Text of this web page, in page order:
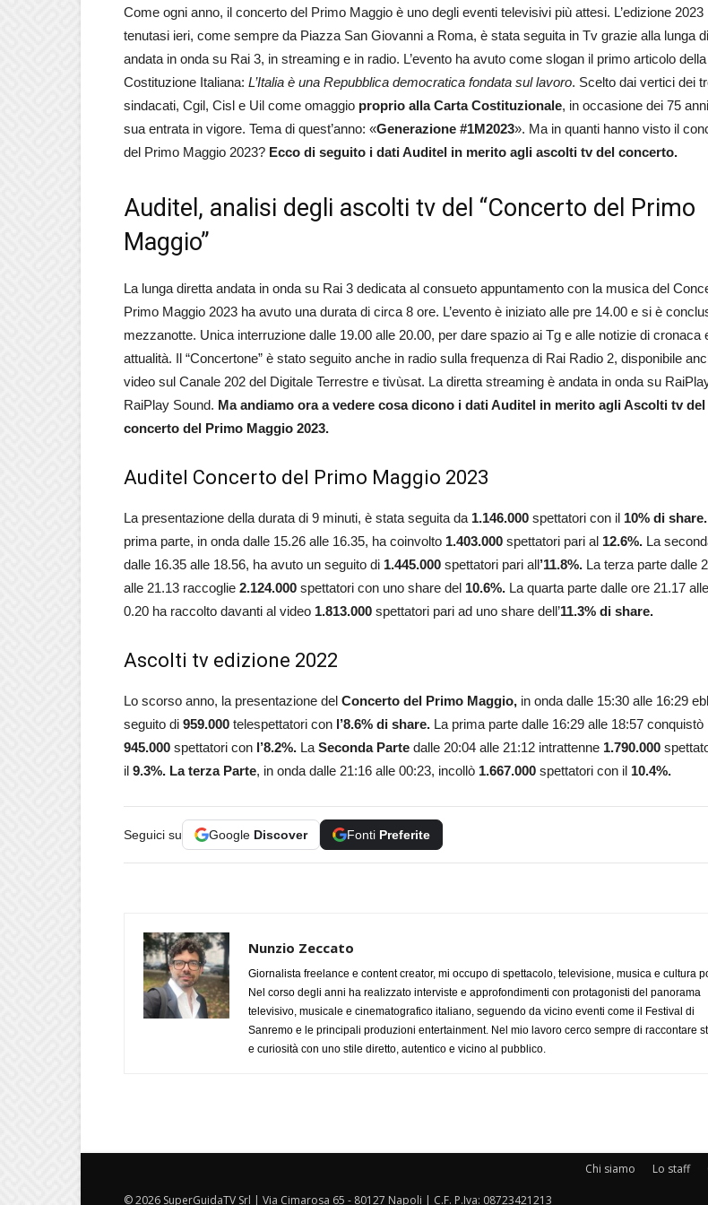
Come ogni anno, il concerto del Primo Maggio è uno degli eventi televisivi più attesi. L’edizione 2023
tenutasi ieri, come sempre da Piazza San Giovanni a Roma, è stata seguita in Tv grazie alla lunga
andata in onda su Rai 3, in streaming e in radio. L’evento ha avuto come slogan il primo articolo della
Costituzione Italiana: L’Italia è una Repubblica democratica fondata sul lavoro. Scelto dai vertici dei
sindacati, Cgil, Cisl e Uil come omaggio proprio alla Carta Costituzionale, in occasione dei 75
sua entrata in vigore. Tema di quest’anno: «Generazione #1M2023». Ma in quanti hanno visto il
del Primo Maggio 2023? Ecco di seguito i dati Auditel in merito agli ascolti tv del concerto.
Auditel, analisi degli ascolti tv del “Concerto del Primo
Maggio”
La lunga diretta andata in onda su Rai 3 dedicata al consueto appuntamento con la musica del
Primo Maggio 2023 ha avuto una durata di circa 8 ore. L’evento è iniziato alle pre 14.00 e si è
mezzanotte. Unica interruzione dalle 19.00 alle 20.00, per dare spazio ai Tg e alle notizie di cronaca
attualità. Il “Concertone” è stato seguito anche in radio sulla frequenza di Rai Radio 2, disponibile
video sul Canale 202 del Digitale Terrestre e tivùsat. La diretta streaming è andata in onda su
RaiPlay Sound. Ma andiamo ora a vedere cosa dicono i dati Auditel in merito agli Ascolti tv del
concerto del Primo Maggio 2023.
Auditel Concerto del Primo Maggio 2023
La presentazione della durata di 9 minuti, è stata seguita da 1.146.000 spettatori con il 10% di share.
prima parte, in onda dalle 15.26 alle 16.35, ha coinvolto 1.403.000 spettatori pari al 12.6%. La
dalle 16.35 alle 18.56, ha avuto un seguito di 1.445.000 spettatori pari all’11.8%. La terza parte dalle
alle 21.13 raccoglie 2.124.000 spettatori con uno share del 10.6%. La quarta parte dalle ore 21.17 alle
0.20 ha raccolto davanti al video 1.813.000 spettatori pari ad uno share dell’11.3% di share.
Ascolti tv edizione 2022
Lo scorso anno, la presentazione del Concerto del Primo Maggio, in onda dalle 15:30 alle 16:29
seguito di 959.000 telespettatori con l’8.6% di share. La prima parte dalle 16:29 alle 18:57 conquistò
945.000 spettatori con l’8.2%. La Seconda Parte dalle 20:04 alle 21:12 intrattenne 1.790.000
il 9.3%. La terza Parte, in onda dalle 21:16 alle 00:23, incollò 1.667.000 spettatori con il 10.4%.
Seguici su Google Discover Fonti Preferite
Nunzio Zeccato
Giornalista freelance e content creator, mi occupo di spettacolo, televisione, musica e cultura
Nel corso degli anni ha realizzato interviste e approfondimenti con protagonisti del panorama
televisivo, musicale e cinematografico italiano, seguendo da vicino eventi come il Festival di
Sanremo e le principali produzioni entertainment. Nel mio lavoro cerco sempre di raccontare
e curiosità con uno stile diretto, autentico e vicino al pubblico.
Chi siamo Lo staff
© 2026 SuperGuidaTV Srl | Via Cimarosa 65 - 80127 Napoli | C.F. P.Iva: 08723421213